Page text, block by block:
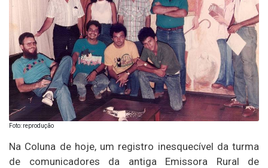
Foto: reprodução
Na Coluna de hoje, um registro inesquecível da turma
de comunicadores da antiga Emissora Rural de